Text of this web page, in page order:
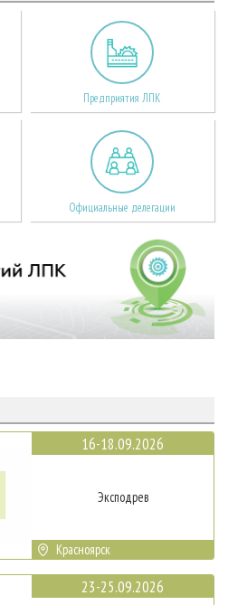
Предприятия ЛПК
Официальные делегации
16-18.09.2026
Эксподрев
Красноярск
23-25.09.2026